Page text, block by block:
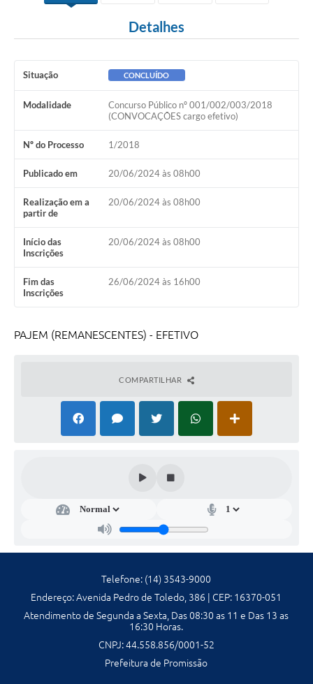
A Nossa Cidade
Ambiente
Orçamento Participativo 2026
Turismo
Tributos
Lançadoria
Diário Oficial
Agenda
Reforma Agrária
Coleta Seletiva
Galeria de Vídeos
Legislação
Transparência
Detalhes
Situação CONCLUÍDO
Modalidade
Concurso Público nº 001/002/003/2018
(CONVOCAÇÕES cargo efetivo)
Nº do Processo 1/2018
Publicado em 20/06/2024 às 08h00
Realização em a
partir de
20/06/2024 às 08h00
Início das
Inscrições
20/06/2024 às 08h00
Fim das
Inscrições
26/06/2024 às 16h00
PAJEM (REMANESCENTES) - EFETIVO
COMPARTILHAR
Telefone: (14) 3543-9000
Endereço: Avenida Pedro de Toledo, 386 | CEP: 16370-051
Atendimento de Segunda a Sexta, Das 08:30 as 11 e Das 13 as
16:30 Horas.
CNPJ: 44.558.856/0001-52
Prefeitura de Promissão